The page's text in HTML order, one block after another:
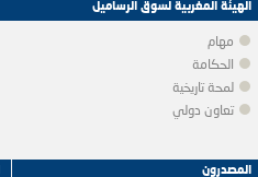
الهيئة المغربية لسوق الرساميل
مهام
الحكامة
لمحة تاريخية
تعاون دولي
المصدرون